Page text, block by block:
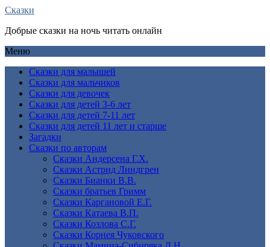
Сказки
Добрые сказки на ночь читать онлайн
Меню
Сказки для малышей
Сказки для мальчиков
Сказки для девочек
Сказки для детей 3-6 лет
Сказки для детей 7-11 лет
Сказки для детей 11 лет и старше
Загадки
Сказки по авторам
Сказки Андерсена Г.Х.
Сказки Астрид Линдгрен
Сказки Бианки В.В.
Сказки братьев Гримм
Сказки Каргановой Е.Г.
Сказки Катаева В.П.
Сказки Козлова С.Г.
Сказки Корнея Чуковского